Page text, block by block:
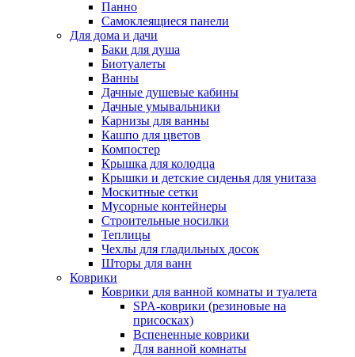
Панно
Самоклеящиеся панели
Для дома и дачи
Баки для душа
Биотуалеты
Ванны
Дачные душевые кабины
Дачные умывальники
Карнизы для ванны
Кашпо для цветов
Компостер
Крышка для колодца
Крышки и детские сиденья для унитаза
Москитные сетки
Мусорные контейнеры
Строительные носилки
Теплицы
Чехлы для гладильных досок
Шторы для ванн
Коврики
Коврики для ванной комнаты и туалета
SPA-коврики (резиновые на
присосках)
Вспененные коврики
Для ванной комнаты